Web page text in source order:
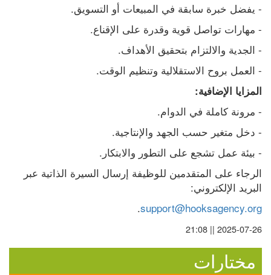
- يفضل خبرة سابقة في المبيعات أو التسويق.
- مهارات تواصل قوية وقدرة على الإقناع.
- الجدية والالتزام بتحقيق الأهداف.
- العمل بروح الاستقلالية وتنظيم الوقت.
المزايا الإضافية:
- مرونة كاملة في الدوام.
- دخل متغير حسب الجهد والإنتاجية.
- بيئة عمل تشجع على التطور والابتكار.
البريد الإلكتروني:
support@hooksagency.org
.
2025-07-26 || 21:08
مختارات